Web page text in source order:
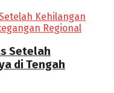
Setelah
di Tengah